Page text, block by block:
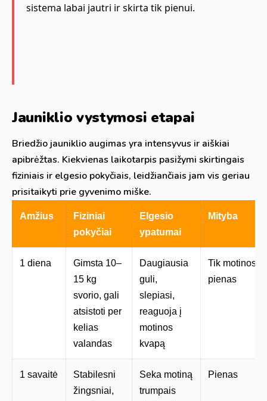
sistema labai jautri ir skirta tik pienui.
Jauniklio vystymosi etapai
Briedžio jauniklio augimas yra intensyvus ir aiškiai
apibrėžtas. Kiekvienas laikotarpis pasižymi skirtingais
fiziniais ir elgesio pokyčiais, leidžiančiais jam vis geriau
prisitaikyti prie gyvenimo miške.
Amžius
Fiziniai
pokyčiai
Elgesio
ypatumai
Mityba
1 diena
Gimsta 10–
15 kg
svorio, gali
atsistoti per
kelias
valandas
Daugiausia
guli,
slepiasi,
reaguoja į
motinos
kvapą
Tik motinos
pienas
1 savaitė
Stabilesni
žingsniai,
Seka motiną
trumpais
Pienas